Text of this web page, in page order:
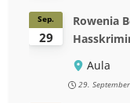
29
Sep.
Rowenia
Aula
29.